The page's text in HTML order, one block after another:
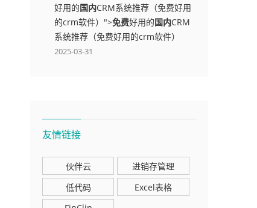
好用的国内CRM系统推荐（免费好用
的crm软件）">免费好用的国内CRM
系统推荐（免费好用的crm软件）
2025-03-31
友情链接
伙伴云
进销存管理
低代码
Excel表格